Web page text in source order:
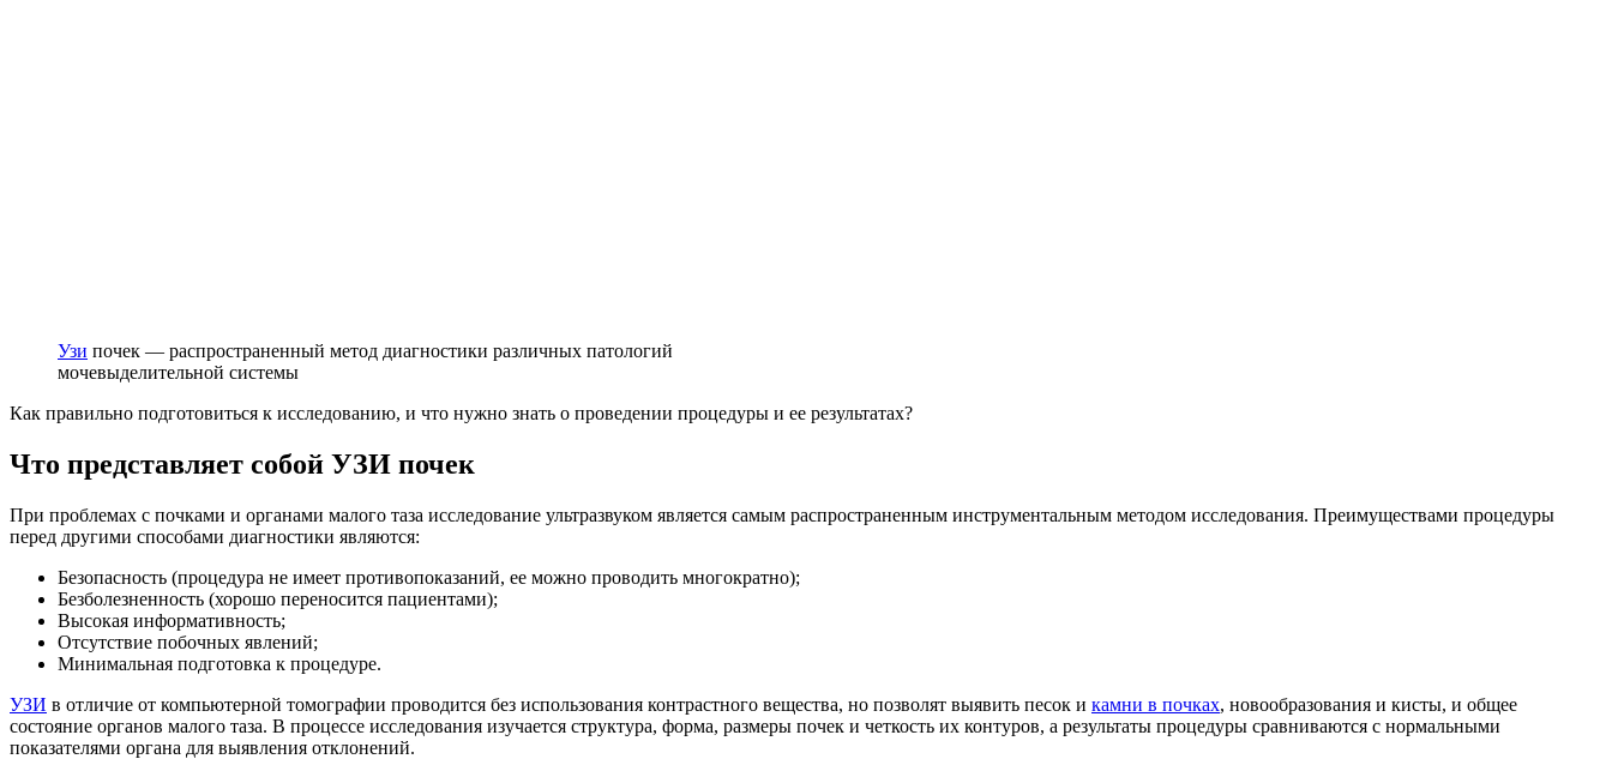
Узи почек — распространенный метод диагностики различных патологий
мочевыделительной системы
Как правильно подготовиться к исследованию, и что нужно знать о проведении процедуры и ее результатах?
Что представляет собой УЗИ почек
При проблемах с почками и органами малого таза исследование ультразвуком является самым распространенным инструментальным методом исследования. Преимуществами процедуры
перед другими способами диагностики являются:
Безопасность (процедура не имеет противопоказаний, ее можно проводить многократно);
Безболезненность (хорошо переносится пациентами);
Высокая информативность;
Отсутствие побочных явлений;
Минимальная подготовка к процедуре.
УЗИ в отличие от компьютерной томографии проводится без использования контрастного вещества, но позволят выявить песок и камни в почках, новообразования и кисты, и общее
состояние органов малого таза. В процессе исследования изучается структура, форма, размеры почек и четкость их контуров, а результаты процедуры сравниваются с нормальными
показателями органа для выявления отклонений.